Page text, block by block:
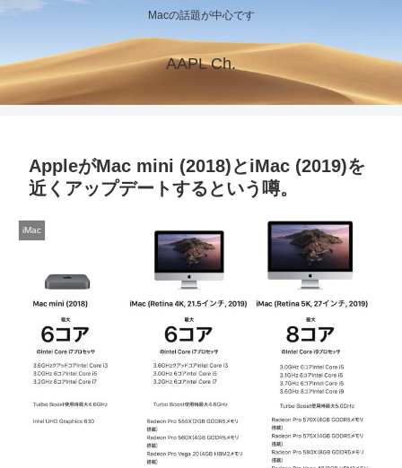
Macの話題が中心です
AAPL Ch.
AppleがMac mini (2018)とiMac (2019)を
近くアップデートするという噂。
iMac